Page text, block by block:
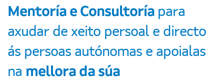
Mentoría e Consultoría para
axudar de xeito persoal e directo
ás persoas autónomas e apoialas
na mellora da súa